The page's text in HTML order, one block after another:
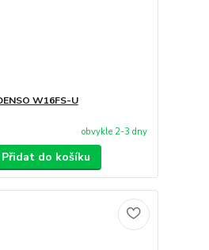
W16FS-U
obvykle 2-3 dny
Přidat do košíku